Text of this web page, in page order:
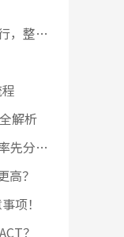
，整体
解析
先分
高？
项！
？